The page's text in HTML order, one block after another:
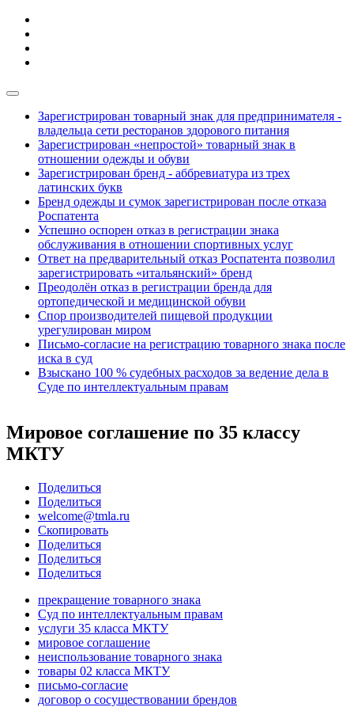
Зарегистрирован товарный знак для предпринимателя -
владельца сети ресторанов здорового питания
Зарегистрирован «непростой» товарный знак в
отношении одежды и обуви
Зарегистрирован бренд - аббревиатура из трех
латинских букв
Бренд одежды и сумок зарегистрирован после отказа
Роспатента
Успешно оспорен отказ в регистрации знака
обслуживания в отношении спортивных услуг
Ответ на предварительный отказ Роспатента позволил
зарегистрировать «итальянский» бренд
Преодолён отказ в регистрации бренда для
ортопедической и медицинской обуви
Спор производителей пищевой продукции
урегулирован миром
Письмо-согласие на регистрацию товарного знака после
иска в суд
Взыскано 100 % судебных расходов за ведение дела в
Суде по интеллектуальным правам
Мировое соглашение по 35 классу
МКТУ
Поделиться
Поделиться
welcome@tmla.ru
Скопировать
Поделиться
Поделиться
Поделиться
прекращение товарного знака
Суд по интеллектуальным правам
услуги 35 класса МКТУ
мировое соглашение
неиспользование товарного знака
товары 02 класса МКТУ
письмо-согласие
договор о сосуществовании брендов